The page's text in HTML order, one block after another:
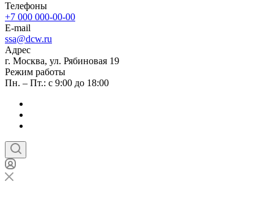
Телефоны
+7 000 000-00-00
E-mail
ssa@dcw.ru
Адрес
г. Москва, ул. Рябиновая 19
Режим работы
Пн. – Пт.: с 9:00 до 18:00